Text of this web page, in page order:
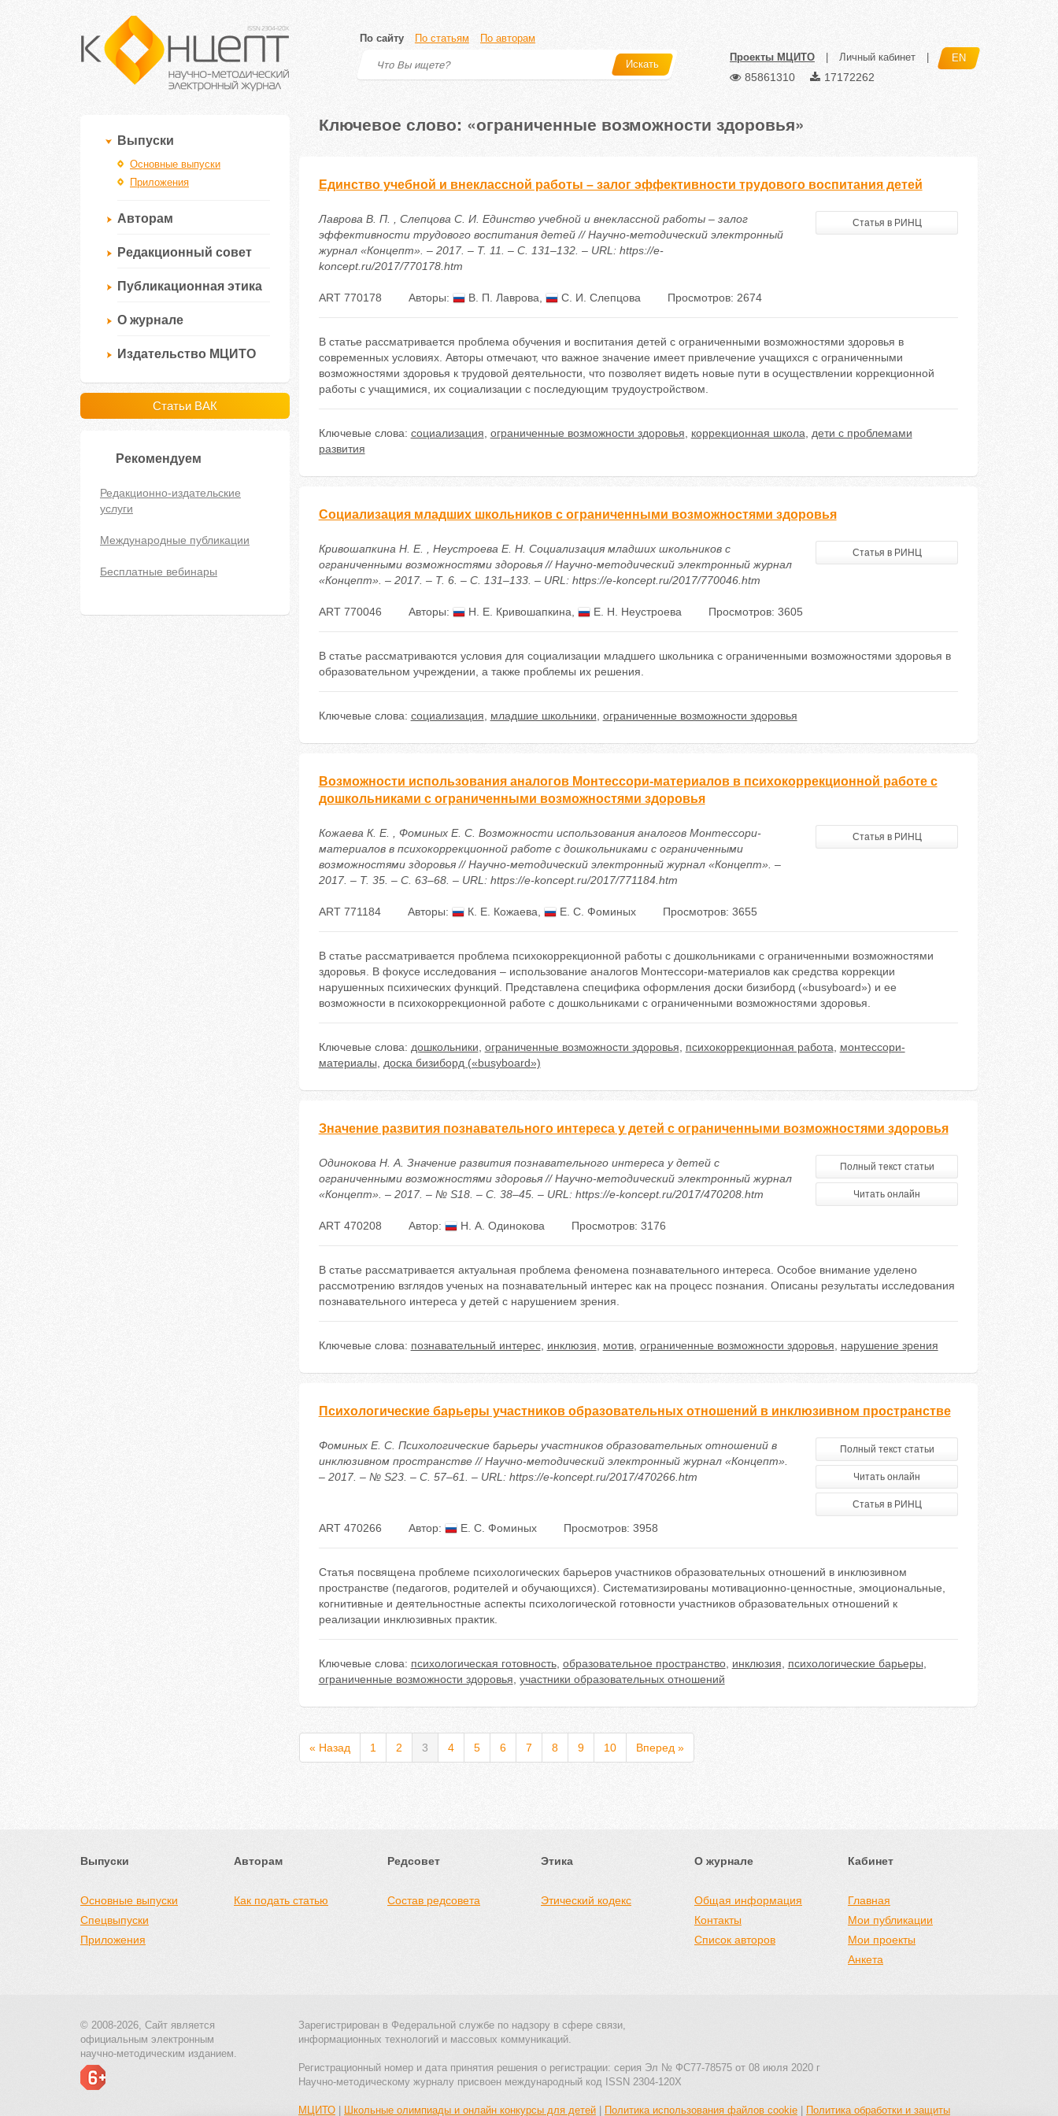
По сайту По статьям По авторам
Искать
Проекты МЦИТО Личный кабинет EN
85861310 17172262
Выпуски
Основные выпуски
Приложения
Авторам
Редакционный совет
Публикационная этика
О журнале
Издательство МЦИТО
Статьи ВАК
Рекомендуем
Редакционно-издательские
услуги
Международные публикации
Бесплатные вебинары
Ключевое слово: «ограниченные возможности здоровья»
Единство учебной и внеклассной работы – залог эффективности трудового воспитания детей
Лаврова В. П. , Слепцова С. И. Единство учебной и внеклассной работы – залог
эффективности трудового воспитания детей // Научно-методический электронный
журнал «Концепт». – 2017. – Т. 11. – С. 131–132. – URL: https://e-
koncept.ru/2017/770178.htm
Статья в РИНЦ
ART 770178 Авторы: В. П. Лаврова С. И. Слепцова Просмотров: 2674
В статье рассматривается проблема обучения и воспитания детей с ограниченными возможностями здоровья в
современных условиях. Авторы отмечают, что важное значение имеет привлечение учащихся с ограниченными
возможностями здоровья к трудовой деятельности, что позволяет видеть новые пути в осуществлении коррекционной
работы с учащимися, их социализации с последующим трудоустройством.
Ключевые слова: социализация ограниченные возможности здоровья коррекционная школа
дети с проблемами
развития
Социализация младших школьников с ограниченными возможностями здоровья
Кривошапкина Н. Е. , Неустроева Е. Н. Социализация младших школьников с
ограниченными возможностями здоровья // Научно-методический электронный журнал
«Концепт». – 2017. – Т. 6. – С. 131–133. – URL: https://e-koncept.ru/2017/770046.htm
Статья в РИНЦ
ART 770046 Авторы: Н. Е. Кривошапкина Е. Н. Неустроева Просмотров: 3605
В статье рассматриваются условия для социализации младшего школьника с ограниченными возможностями здоровья в
образовательном учреждении, а также проблемы их решения.
Ключевые слова: социализация младшие школьники ограниченные возможности здоровья
Возможности использования аналогов Монтессори-материалов в психокоррекционной работе с
дошкольниками с ограниченными возможностями здоровья
Кожаева К. Е. , Фоминых Е. С. Возможности использования аналогов Монтессори-
материалов в психокоррекционной работе с дошкольниками с ограниченными
возможностями здоровья // Научно-методический электронный журнал «Концепт». –
2017. – Т. 35. – С. 63–68. – URL: https://e-koncept.ru/2017/771184.htm
Статья в РИНЦ
ART 771184 Авторы: К. Е. Кожаева Е. С. Фоминых Просмотров: 3655
В статье рассматривается проблема психокоррекционной работы с дошкольниками с ограниченными возможностями
здоровья. В фокусе исследования – использование аналогов Монтессори-материалов как средства коррекции
нарушенных психических функций. Представлена специфика оформления доски бизиборд («busyboard») и ее
возможности в психокоррекционной работе с дошкольниками с ограниченными возможностями здоровья.
Ключевые слова: дошкольники ограниченные возможности здоровья психокоррекционная работа
монтессори-
материалы
доска бизиборд («busyboard»)
Значение развития познавательного интереса у детей с ограниченными возможностями здоровья
Одинокова Н. А. Значение развития познавательного интереса у детей с
ограниченными возможностями здоровья // Научно-методический электронный журнал
«Концепт». – 2017. – № S18. – С. 38–45. – URL: https://e-koncept.ru/2017/470208.htm
Полный текст статьи
Читать онлайн
ART 470208 Автор: Н. А. Одинокова Просмотров: 3176
В статье рассматривается актуальная проблема феномена познавательного интереса. Особое внимание уделено
рассмотрению взглядов ученых на познавательный интерес как на процесс познания. Описаны результаты исследования
познавательного интереса у детей с нарушением зрения.
Ключевые слова: познавательный интерес, инклюзия мотив, ограниченные возможности здоровья нарушение зрения
Психологические барьеры участников образовательных отношений в инклюзивном пространстве
Фоминых Е. С. Психологические барьеры участников образовательных отношений в
инклюзивном пространстве // Научно-методический электронный журнал «Концепт».
– 2017. – № S23. – С. 57–61. – URL: https://e-koncept.ru/2017/470266.htm
Полный текст статьи
Читать онлайн
Статья в РИНЦ
ART 470266 Автор: Е. С. Фоминых Просмотров: 3958
Статья посвящена проблеме психологических барьеров участников образовательных отношений в инклюзивном
пространстве (педагогов, родителей и обучающихся). Систематизированы мотивационно-ценностные, эмоциональные,
когнитивные и деятельностные аспекты психологической готовности участников образовательных отношений к
реализации инклюзивных практик.
Ключевые слова: психологическая готовность, образовательное пространство, инклюзия психологические барьеры
ограниченные возможности здоровья участники образовательных отношений
« Назад 1 2 3 4 5 6 7 8 9 10 Вперед »
Выпуски
Основные выпуски
Спецвыпуски
Приложения
Авторам
Как подать статью
Редсовет
Состав редсовета
Этика
Этический кодекс
О журнале
Общая информация
Контакты
Список авторов
Кабинет
Главная
Мои публикации
Мои проекты
Анкета
© 2008-2026, Сайт является
официальным электронным
научно-методическим изданием.
Зарегистрирован в Федеральной службе по надзору в сфере связи,
информационных технологий и массовых коммуникаций.
Регистрационный номер и дата принятия решения о регистрации: серия Эл № ФС77-78575 от 08 июля 2020 г
Научно-методическому журналу присвоен международный код ISSN 2304-120X
МЦИТО Школьные олимпиады и онлайн конкурсы для детей Политика использования файлов cookie Политика обработки и защиты